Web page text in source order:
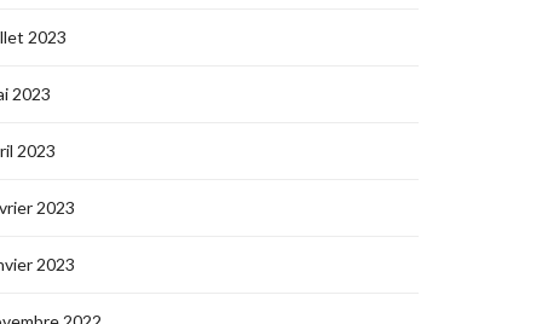
2023
2023
2023
2023
2023